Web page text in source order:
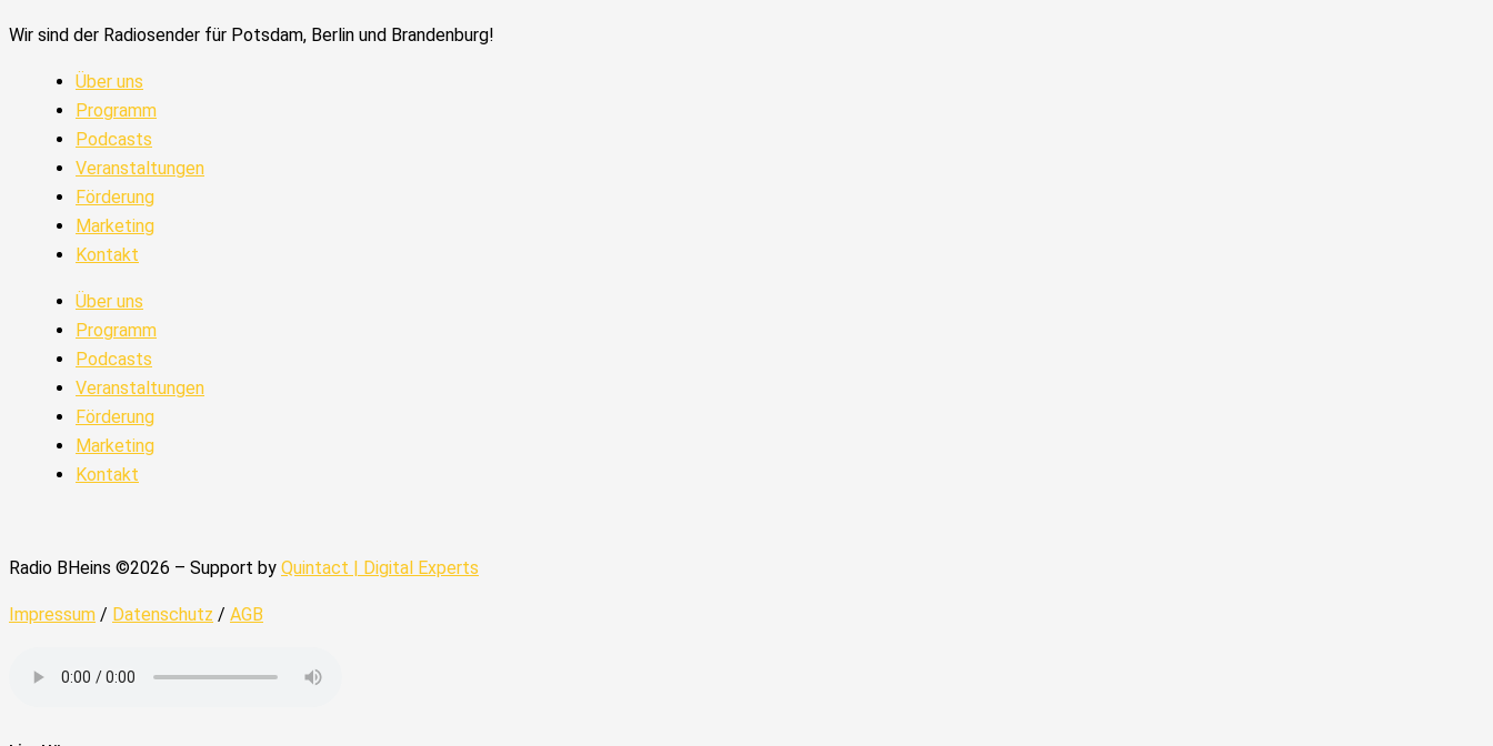
Wir sind der Radiosender für Potsdam, Berlin und Brandenburg!
Über uns
Programm
Podcasts
Veranstaltungen
Förderung
Marketing
Kontakt
Über uns
Programm
Podcasts
Veranstaltungen
Förderung
Marketing
Kontakt
Radio BHeins ©2026 – Support by Quintact | Digital Experts
Impressum / Datenschutz / AGB